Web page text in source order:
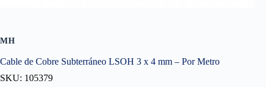
MH
Cable de Cobre Subterráneo LSOH 3 x 4 mm – Por Metro
SKU: 105379